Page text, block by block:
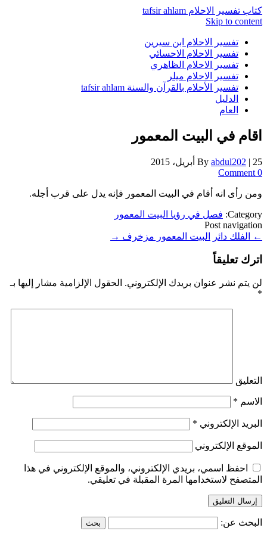
كتاب تفسير الاحلام tafsir ahlam
Skip to content
تفسير الاحلام ابن سيرين
تفسير الاحلام الاحسائي
تفسير الاحلام الظاهري
تفسير الاحلام ميلر
تفسير الأحلام بالقرآن والسنة tafsir ahlam
الدليل
العام
اقام في البيت المعمور
By abdul202 | 25 أبريل، 2015
0 Comment
ومن رأى انه أقام في البيت المعمور فإنه يدل على قرب أجله.
Category: فصل في رؤيا البيت المعمور
Post navigation
←
الفلك دائر البيت المعمور مزخرف →
اترك تعليقاً
لن يتم نشر عنوان بريدك الإلكتروني. الحقول الإلزامية مشار إليها بـ
*
التعليق
الاسم *
البريد الإلكتروني *
الموقع الإلكتروني
احفظ اسمي، بريدي الإلكتروني، والموقع الإلكتروني في هذا
المتصفح لاستخدامها المرة المقبلة في تعليقي.
البحث عن: